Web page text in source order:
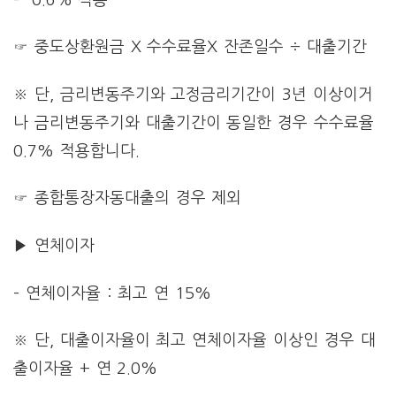
☞ 중도상환원금 X 수수료율X 잔존일수 ÷ 대출기간
※ 단, 금리변동주기와 고정금리기간이 3년 이상이거
나 금리변동주기와 대출기간이 동일한 경우 수수료율
0.7% 적용합니다.
☞ 종합통장자동대출의 경우 제외
▶ 연체이자
– 연체이자율 : 최고 연 15%
※ 단, 대출이자율이 최고 연체이자율 이상인 경우 대
출이자율 + 연 2.0%